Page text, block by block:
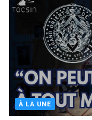
À LA UNE